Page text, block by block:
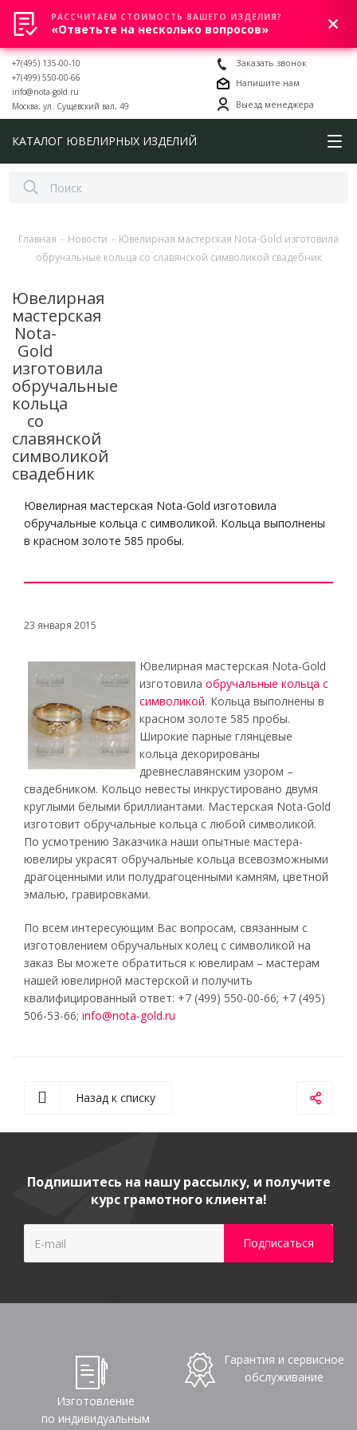
0
+7(495) 135-00-10
+7(499) 550-00-66
info@nota-gold.ru
Москва, ул. Сущевский вал, 49
Заказать звонок
Напишите нам
Выезд менеджера
КАТАЛОГ ЮВЕЛИРНЫХ ИЗДЕЛИЙ
Главная - Новости - Ювелирная мастерская Nota-Gold изготовила
обручальные кольца со славянской символикой свадебник
Ювелирная
мастерская
Nota-
Gold
изготовила
обручальные
кольца
со
славянской
символикой
свадебник
Ювелирная мастерская Nota-Gold изготовила
обручальные кольца с символикой. Кольца выполнены
в красном золоте 585 пробы.
23 января 2015
Ювелирная мастерская Nota-Gold
изготовила обручальные кольца с
символикой. Кольца выполнены в
красном золоте 585 пробы.
Широкие парные глянцевые
кольца декорированы
древнеславянским узором –
свадебником. Кольцо невесты инкрустировано двумя
круглыми белыми бриллиантами. Мастерская Nota-Gold
изготовит обручальные кольца с любой символикой.
По усмотрению Заказчика наши опытные мастера-
ювелиры украсят обручальные кольца всевозможными
драгоценными или полудрагоценными камням, цветной
эмалью, гравировками.
По всем интересующим Вас вопросам, связанным с
изготовлением обручальных колец с символикой на
заказ Вы можете обратиться к ювелирам – мастерам
нашей ювелирной мастерской и получить
квалифицированный ответ: +7 (499) 550-00-66; +7 (495)
506-53-66; info@nota-gold.ru
Назад к списку
Подпишитесь на нашу рассылку, и получите
курс грамотного клиента!
Изготовление
по индивидуальным
Гарантия и сервисное
обслуживание
РАССЧИТАЕМ СТОИМОСТЬ ВАШЕГО ИЗДЕЛИЯ?
«Ответьте на несколько вопросов»